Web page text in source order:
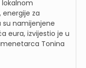
za
su namijenjene
eura, izvijestio je u
Tonina